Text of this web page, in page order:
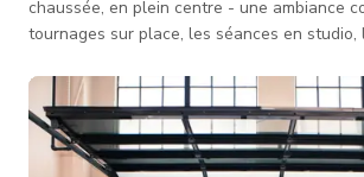
chaussée, en plein centre - une ambiance
tournages sur place, les séances en studio,
les fêtes - avec une climatisation puissante
accessible au-dessus de la moyenne ! Ma section est l'une
des nombreuses converties en espaces
entrepôt de style hangar avec des plafonds